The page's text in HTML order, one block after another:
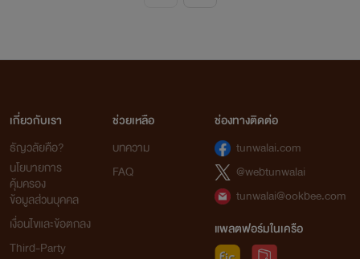
เกี่ยวกับเรา
ธัญวลัยคือ?
นโยบายการ
คุ้มครอง
ข้อมูลส่วนบุคคล
เงื่อนไขและข้อตกลง
Third-Party
ช่วยเหลือ
บทความ
FAQ
ช่องทางติดต่อ
tunwalai.com
@webtunwalai
tunwalai@ookbee.com
แพลตฟอร์มในเครือ